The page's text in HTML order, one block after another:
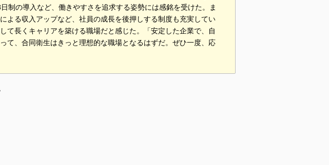
制の導入など、働きやすさを追求する姿勢には感銘を受けた。ま
よる収入アップなど、社員の成長を後押しする制度も充実してい
て長くキャリアを築ける職場だと感じた。「安定した企業で、自
て、合同衛生はきっと理想的な職場となるはずだ。ぜひ一度、応